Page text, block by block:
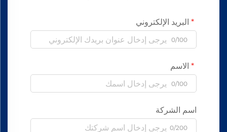
البريد الإلكتروني
0/100
الاسم
0/100
اسم الشركة
0/200